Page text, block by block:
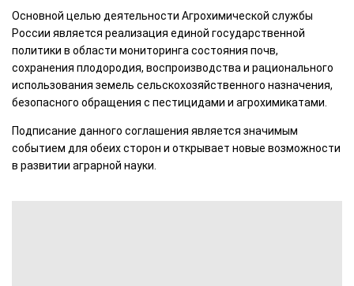
Основной целью деятельности Агрохимической службы
России является реализация единой государственной
политики в области мониторинга состояния почв,
сохранения плодородия, воспроизводства и рационального
использования земель сельскохозяйственного назначения,
безопасного обращения с пестицидами и агрохимикатами.
Подписание данного соглашения является значимым
событием для обеих сторон и открывает новые возможности
в развитии аграрной науки.